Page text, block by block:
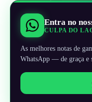
Entra no
CULPA DO
As melhores notas de
WhatsApp — de graça e